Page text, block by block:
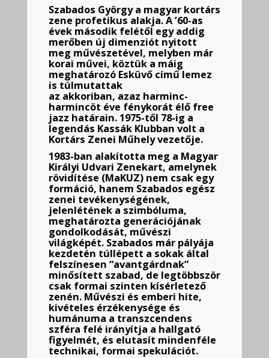
Szabados György a magyar kortárs
zene profetikus alakja. A ’60-as
évek második felétől egy addig
merőben új dimenziót nyitott
meg művészetével, melyben már
korai művei, köztük a máig
meghatározó Esküvő című lemez
is túlmutattak
az akkoriban, azaz harminc-
harmincöt éve fénykorát élő free
jazz határain. 1975-től 78-ig a
legendás Kassák Klubban volt a
Kortárs Zenei Műhely vezetője.
1983-ban alakította meg a Magyar
Királyi Udvari Zenekart, amelynek
rövidítése (MaKUZ) nem csak egy
formáció, hanem Szabados egész
zenei tevékenységének,
jelenlétének a szimbóluma,
meghatározta generációjának
gondolkodását, művészi
világképét. Szabados már pályája
kezdetén túllépett a sokak által
felszínesen “avantgárdnak”
minősített szabad, de legtöbbször
csak formai szinten kísérletező
zenén. Művészi és emberi hite,
kivételes érzékenysége és
humánuma a transzcendens
szféra felé irányítja a hallgató
figyelmét, és elutasít mindenféle
technikai, formai spekulációt.